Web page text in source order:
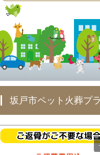
坂戸市ペット火葬プ